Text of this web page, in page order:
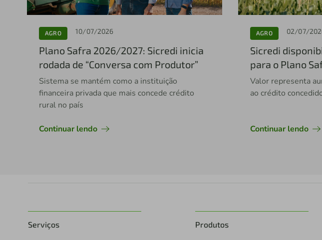
AGRO 10/07/2026
Plano Safra 2026/2027: Sicredi inicia
rodada de “Conversa com Produtor”
Sistema se mantém como a instituição
financeira privada que mais concede crédito
rural no país
Continuar lendo
AGRO 02/07/
Sicredi
para o Plano
Valor representa
ao crédito
Continuar lendo
Serviços Produtos